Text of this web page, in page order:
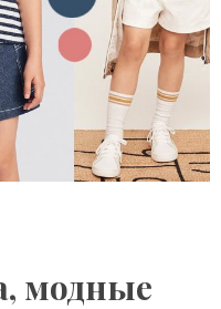
модные